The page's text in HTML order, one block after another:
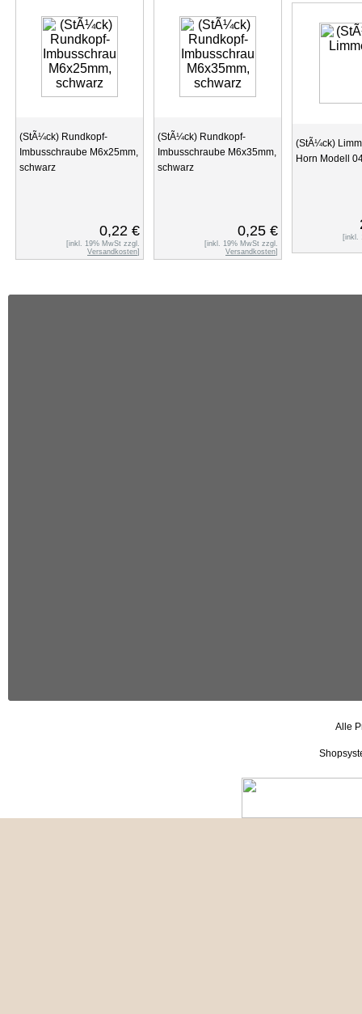
(StÃ¼ck) Rundkopf-
Imbusschraube M6x25mm,
schwarz
0,22 €
[inkl. 19% MwSt zzgl.
Versandkosten]
(StÃ¼ck) Rundkopf-
Imbusschraube M6x35mm,
schwarz
0,25 €
[inkl. 19% MwSt zzgl.
Versandkosten]
(StÃ¼ck)
Horn Modell
[inkl.
Alle